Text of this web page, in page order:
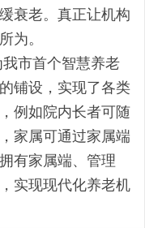
衰老。真正让机构
为。
市首个智慧养老
铺设，实现了各类
例如院内长者可随
家属可通过家属端
有家属端、管理
实现现代化养老机